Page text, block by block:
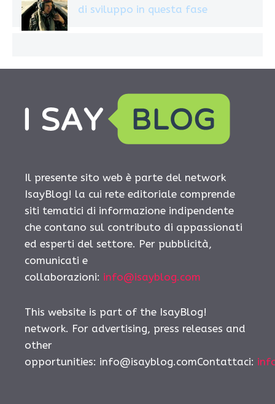
di sviluppo in questa fase
Il presente sito web è parte del network
IsayBlog! la cui rete editoriale comprende
siti tematici di informazione indipendente
che contano sul contributo di appassionati
ed esperti del settore. Per pubblicità,
comunicati e
collaborazioni: info@isayblog.com
This website is part of the IsayBlog!
network. For advertising, press releases and
other
opportunities: info@isayblog.comContattaci: